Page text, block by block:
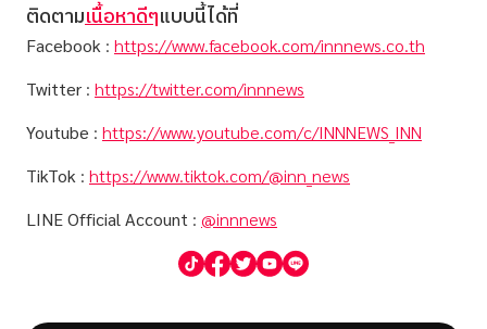
ติดตามเนื้อหาดีๆแบบนี้ได้ที่
Facebook : https://www.facebook.com/innnews.co.th
Twitter : https://twitter.com/innnews
Youtube : https://www.youtube.com/c/INNNEWS_INN
TikTok : https://www.tiktok.com/@inn_news
LINE Official Account : @innnews